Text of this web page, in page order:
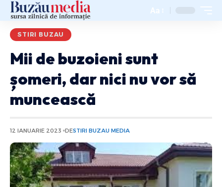
Aa
STIRI BUZAU
Mii de buzoieni sunt
șomeri, dar nici nu vor să
muncească
12 IANUARIE 2023 DESTIRI BUZAU MEDIA